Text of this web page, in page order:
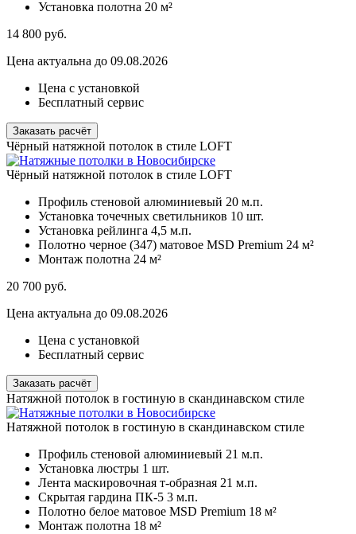
Установка полотна 20 м²
14 800 руб.
Цена актуальна до 09.08.2026
Цена с установкой
Бесплатный сервис
Заказать расчёт
Чёрный натяжной потолок в стиле LOFT
Чёрный натяжной потолок в стиле LOFT
Профиль стеновой алюминиевый 20 м.п.
Установка точечных светильников 10 шт.
Установка рейлинга 4,5 м.п.
Полотно черное (347) матовое MSD Premium 24 м²
Монтаж полотна 24 м²
20 700 руб.
Цена актуальна до 09.08.2026
Цена с установкой
Бесплатный сервис
Заказать расчёт
Натяжной потолок в гостиную в скандинавском стиле
Натяжной потолок в гостиную в скандинавском стиле
Профиль стеновой алюминиевый 21 м.п.
Установка люстры 1 шт.
Лента маскировочная т-образная 21 м.п.
Скрытая гардина ПК-5 3 м.п.
Полотно белое матовое MSD Premium 18 м²
Монтаж полотна 18 м²